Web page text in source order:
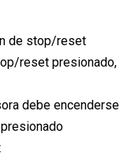
de stop/reset
reset presionado,
debe encenderse